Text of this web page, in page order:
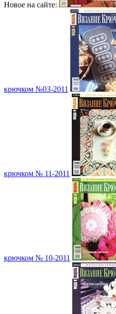
Новое на сайте:
крючком №03-2011
крючком № 11-2011
крючком № 10-2011